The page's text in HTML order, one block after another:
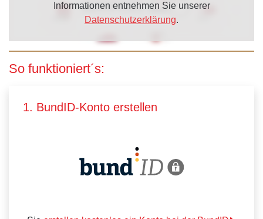
Informationen entnehmen Sie unserer
Datenschutzerklärung.
So funktioniert´s:
1. BundID-Konto erstellen